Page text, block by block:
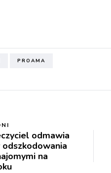
PROAMA
odmawia
odszkodowania
na